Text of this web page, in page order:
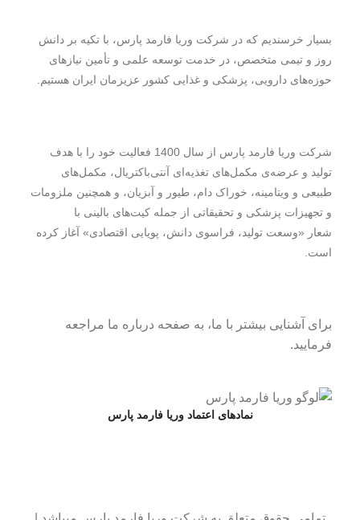
بسیار خرسندیم که در شرکت وریا فارمد پارس، با تکیه بر دانش
روز و تیمی متخصص، در خدمت توسعه علمی و تأمین نیازهای
حوزه‌های دارویی، پزشکی و غذایی کشور عزیزمان ایران هستیم.
شرکت وریا فارمد پارس از سال 1400 فعالیت خود را با هدف
تولید و عرضه‌ی مکمل‌های تغذیه‌ای آنتی‌باکتریال، مکمل‌های
طبیعی و ویتامینه، خوراک دام، طیور و آبزیان، و همچنین ملزومات
و تجهیزات پزشکی و تحقیقاتی از جمله کیت‌های بالینی با
شعار «وسعت تولید، فراسوی دانش، پویایی اقتصادی» آغاز کرده
است.
برای آشنایی بیشتر با ما، به صفحه درباره ما مراجعه
فرمایید.
نمادهای اعتماد وریا فارمد پارس